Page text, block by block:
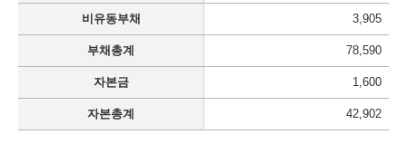
비유동부채 3,905
부채총계 78,590
자본금 1,600
자본총계 42,902